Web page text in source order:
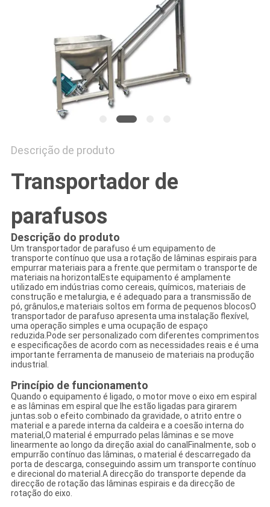
Descrição de produto
Transportador de
parafusos
Descrição do produto
Um transportador de parafuso é um equipamento de
transporte contínuo que usa a rotação de lâminas espirais para
empurrar materiais para a frente.que permitam o transporte de
materiais na horizontalEste equipamento é amplamente
utilizado em indústrias como cereais, químicos, materiais de
construção e metalurgia, e é adequado para a transmissão de
pó, grânulos,e materiais soltos em forma de pequenos blocosO
transportador de parafuso apresenta uma instalação flexível,
uma operação simples e uma ocupação de espaço
reduzida.Pode ser personalizado com diferentes comprimentos
e especificações de acordo com as necessidades reais e é uma
importante ferramenta de manuseio de materiais na produção
industrial.
Princípio de funcionamento
Quando o equipamento é ligado, o motor move o eixo em espiral
e as lâminas em espiral que lhe estão ligadas para girarem
juntas.sob o efeito combinado da gravidade, o atrito entre o
material e a parede interna da caldeira e a coesão interna do
material,O material é empurrado pelas lâminas e se move
linearmente ao longo da direção axial do canalFinalmente, sob o
empurrão contínuo das lâminas, o material é descarregado da
porta de descarga, conseguindo assim um transporte contínuo
e direcional do material.A direcção do transporte depende da
direcção de rotação das lâminas espirais e da direcção de
rotação do eixo.